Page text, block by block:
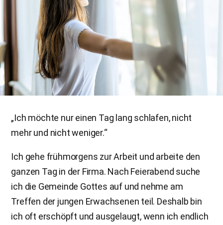
„Ich möchte nur einen Tag lang schlafen, nicht
mehr und nicht weniger.“
Ich gehe frühmorgens zur Arbeit und arbeite den
ganzen Tag in der Firma. Nach Feierabend suche
ich die Gemeinde Gottes auf und nehme am
Treffen der jungen Erwachsenen teil. Deshalb bin
ich oft erschöpft und ausgelaugt, wenn ich endlich